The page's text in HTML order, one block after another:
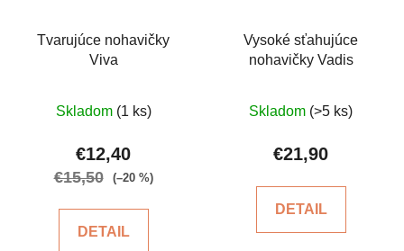
Tvarujúce nohavičky
Viva
hodnotenie
produktu
5
Skladom (1 ks)
€12,40
€15,50 (–20 %)
DETAIL
Vysoké sťahujúce
nohavičky Vadis
hodnotenie
produktu
z
Skladom (>5 ks)
€21,90
DETAIL